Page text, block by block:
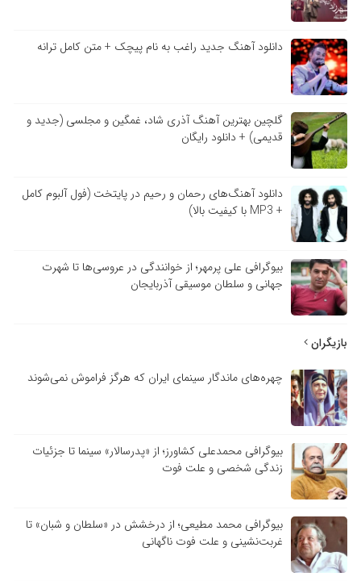
دانلود آهنگ جدید راغب به نام پیچک + متن کامل ترانه
گلچین بهترین آهنگ آذری شاد، غمگین و مجلسی (جدید و
قدیمی) + دانلود رایگان
دانلود آهنگ‌های رحمان و رحیم در پایتخت (فول آلبوم کامل
+ MP3 با کیفیت بالا)
بیوگرافی علی پرمهر؛ از خوانندگی در عروسی‌ها تا شهرت
جهانی و سلطان موسیقی آذربایجان
بازیگران
چهره‌های ماندگار سینمای ایران که هرگز فراموش نمی‌شوند
بیوگرافی محمدعلی کشاورز؛ از «پدرسالار» سینما تا جزئیات
زندگی شخصی و علت فوت
بیوگرافی محمد مطیعی؛ از درخشش در «سلطان و شبان» تا
غربت‌نشینی و علت فوت ناگهانی